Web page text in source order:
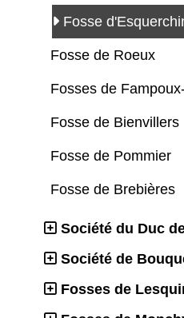
Fosse
Fosse de Roeux
Fosses de
Fosse de Bienvillers
Fosse de Pommier
Fosse de Brebières
Société du Duc
Société de
Fosses de